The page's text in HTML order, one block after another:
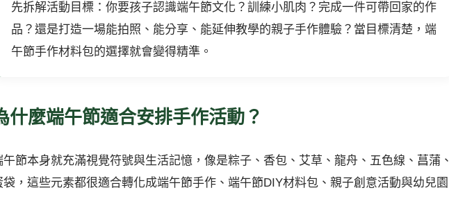
先拆解活動目標：你要孩子認識端午節文化？訓練小肌肉？完成一件可帶回家的作
品？還是打造一場能拍照、能分享、能延伸教學的親子手作體驗？當目標清楚，端
午節手作材料包的選擇就會變得精準。
什麼端午節適合安排手作活動？
午節本身就充滿視覺符號與生活記憶，像是粽子、香包、艾草、龍舟、五色線、菖蒲、
袋，這些元素都很適合轉化成端午節手作、端午節DIY材料包、親子創意活動與幼兒園